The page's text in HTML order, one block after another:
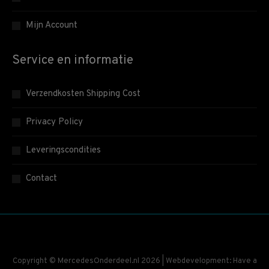
Mijn Account
Service en informatie
Verzendkosten Shipping Cost
Privacy Policy
Leveringscondities
Contact
Copyright © MercedesOnderdeel.nl 2026 | Webdevelopment: Have a